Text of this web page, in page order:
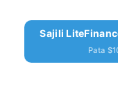
Sajili
Pata